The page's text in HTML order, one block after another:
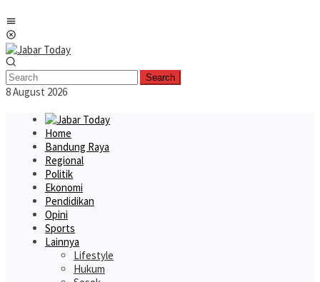
to
content
Search
8 August 2026
Home
Bandung Raya
Regional
Politik
Ekonomi
Pendidikan
Opini
Sports
Lainnya
Lifestyle
Hukum